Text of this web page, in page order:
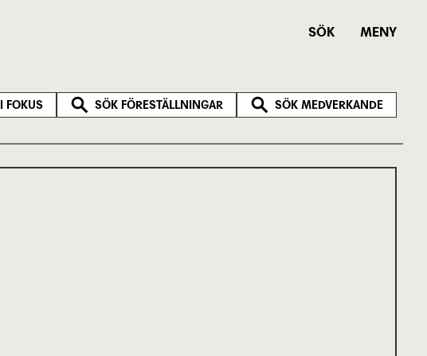
SÖK MENY
I FOKUS SÖK FÖRESTÄLLNINGAR SÖK MEDVERKANDE